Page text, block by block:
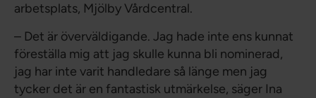
arbetsplats, Mjölby Vårdcentral.
– Det är överväldigande. Jag hade inte ens kunnat
föreställa mig att jag skulle kunna bli nominerad,
jag har inte varit handledare så länge men jag
tycker det är en fantastisk utmärkelse, säger Ina